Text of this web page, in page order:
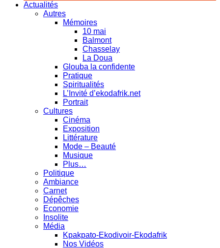
Actualités
Autres
Mémoires
10 mai
Balmont
Chasselay
La Doua
Glouba la confidente
Pratique
Spiritualités
L’Invité d’ekodafrik.net
Portrait
Cultures
Cinéma
Exposition
Littérature
Mode – Beauté
Musique
Plus…
Politique
Ambiance
Carnet
Dépêches
Economie
Insolite
Média
Kpakpato-Ekodivoir-Ekodafrik
Nos Vidéos